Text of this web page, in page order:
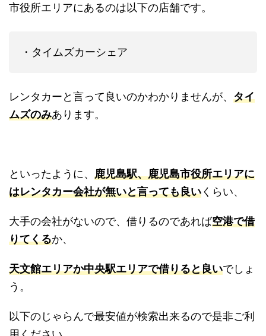
市役所エリアにあるのは以下の店舗です。
・タイムズカーシェア
レンタカーと言って良いのかわかりませんが、 タイ
ムズのみあります。
といったように、 鹿児島駅、鹿児島市役所エリアに
はレンタカー会社が無いと言っても良いくらい、
大手の会社がないので、借りるのであれば空港で借
りてくるか、
天文館エリアか中央駅エリアで借りると良いでしょ
う。
以下のじゃらんで最安値が検索出来るので是非ご利